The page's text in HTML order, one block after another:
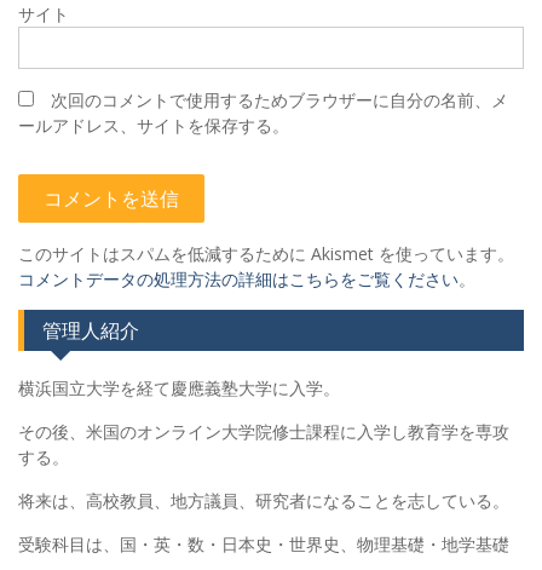
サイト
次回のコメントで使用するためブラウザーに自分の名前、メ
ールアドレス、サイトを保存する。
このサイトはスパムを低減するために Akismet を使っています。
コメントデータの処理方法の詳細はこちらをご覧ください。
管理人紹介
横浜国立大学を経て慶應義塾大学に入学。
その後、米国のオンライン大学院修士課程に入学し教育学を専攻
する。
将来は、高校教員、地方議員、研究者になることを志している。
受験科目は、国・英・数・日本史・世界史、物理基礎・地学基礎